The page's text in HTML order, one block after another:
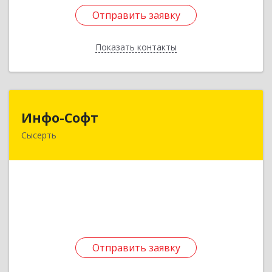
Отправить заявку
Показать контакты
Отправить заявку
Назад
Инфо-Софт
Сысерть
Отправить заявку
624021, Свердловская обл, Сысерть г, Коммуны
Отправить заявку